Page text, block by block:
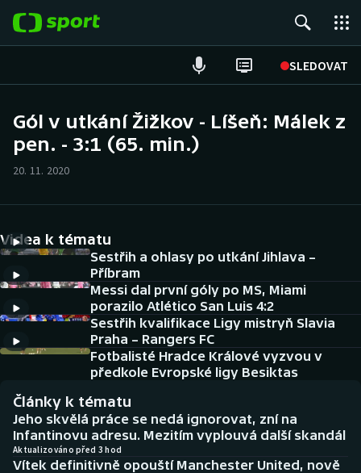
SLEDOVAT
Hokej
Cyklistika
DALŠÍ SPORTY
Americký fotbal
Baseball a softbal
Basketbal
Biatlon
NEPŘEHLÉDNĚTE
Historické návraty
Aplikace ČT sport
Gól v utkání Žižkov - Líšeň: Málek z
pen. - 3:1 (65. min.)
20. 11. 2020
Videa k tématu
Sestřih a ohlasy po utkání Jihlava –
Příbram
Messi dal první góly po MS, Miami
porazilo Atlético San Luis 4:2
Sestřih kvalifikace Ligy mistryň Slavia
Praha – Rangers FC
Fotbalisté Hradce Králové vyzvou v
předkole Evropské ligy Besiktas
Články k tématu
Jeho skvělá práce se nedá ignorovat, zní na
Infantinovu adresu. Mezitím vyplouvá další skandál
Aktualizováno před 3 hod
Vítek definitivně opouští Manchester United, nově